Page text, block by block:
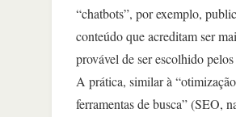
“chatbots”, por exemplo,
conteúdo que acreditam ser
provável de ser escolhido
A prática, similar à
ferramentas de busca” (SEO,